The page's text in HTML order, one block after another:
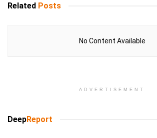
Related Posts
No Content Available
ADVERTISEMENT
DeepReport